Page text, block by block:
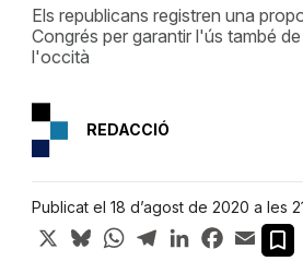
Els republicans registren una
Congrés per garantir l'ús també
l'occità
REDACCIÓ
Publicat el 18 d’agost de 2020 a les
X BlueskyWhatsApp
TelegramLinkedInFacebook
Email